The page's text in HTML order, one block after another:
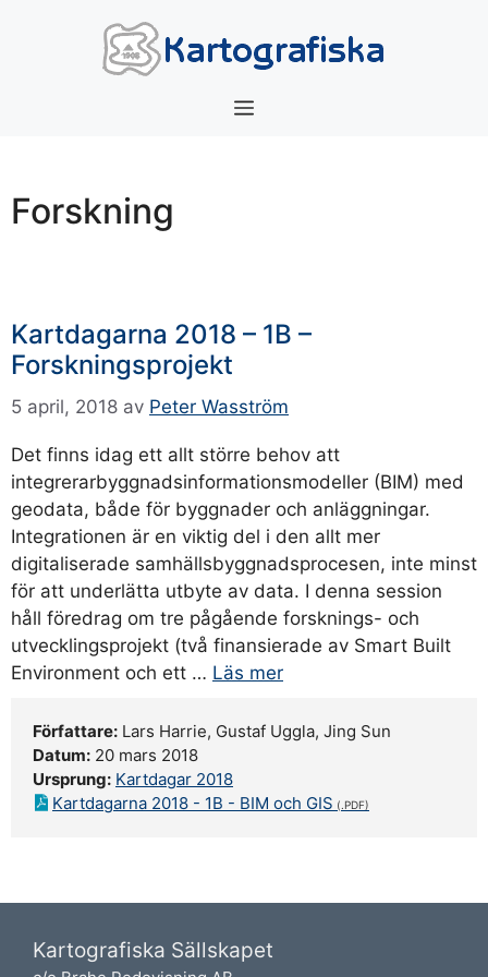
Meny
Forskning
Kartdagarna 2018 – 1B –
Forskningsprojekt
5 april, 2018 av Peter Wasström
Det finns idag ett allt större behov att
integrerarbyggnadsinformationsmodeller (BIM) med
geodata, både för byggnader och anläggningar.
Integrationen är en viktig del i den allt mer
digitaliserade samhällsbyggnadsprocesen, inte minst
för att underlätta utbyte av data. I denna session
håll föredrag om tre pågående forsknings- och
utvecklingsprojekt (två finansierade av Smart Built
Environment och ett … Läs mer
Författare: Lars Harrie, Gustaf Uggla, Jing Sun
Datum: 20 mars 2018
Ursprung: Kartdagar 2018
Kartdagarna 2018 - 1B - BIM och GIS
Kartografiska Sällskapet